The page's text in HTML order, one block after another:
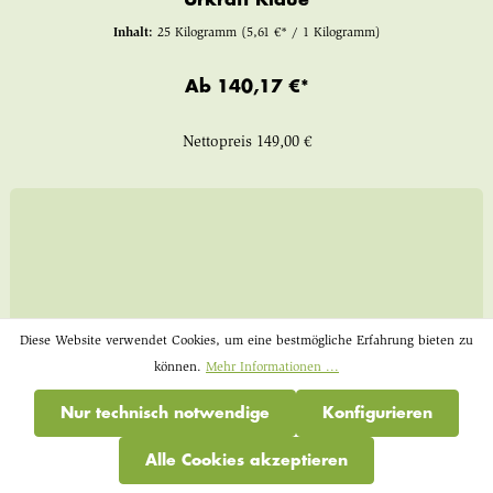
Inhalt: 25 Kilogramm (5,61 €* / 1 Kilogramm)
Ab 140,17 €*
Nettopreis 149,00 €
Diese Website verwendet Cookies, um eine bestmögliche Erfahrung bieten zu
können. Mehr Informationen ...
Nur technisch notwendige Konfigurieren
Alle Cookies akzeptieren